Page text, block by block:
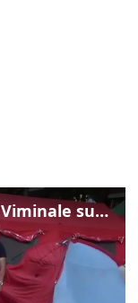
Gualtieri: "Responsabilità del Viminale su Spin Time? La posizione dei partiti è nota"